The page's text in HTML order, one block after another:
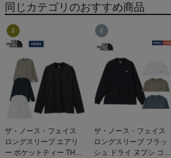
同じカテゴリのおすすめ商品
ザ・ノース・フェイス
ロングスリーブ エアリ
ー ポケットティー THE
ザ・ノース・フェイス
ロングスリーブ フラッ
シュ ドライ ヌプシ コッ